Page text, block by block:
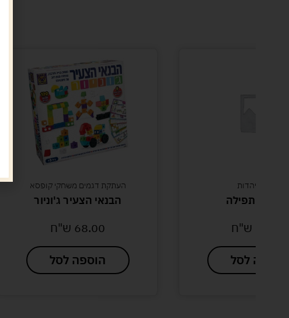
משחקי יהדות
תפילה
ש"ח
הוספה לסל
העתקת דגמים משחקי קופסא
הבנאי הצעיר ג'וניור
68.00 ש"ח
הוספה לסל